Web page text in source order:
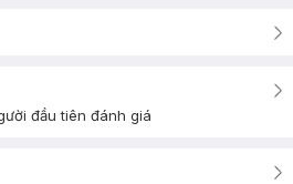
đầu tiên đánh giá